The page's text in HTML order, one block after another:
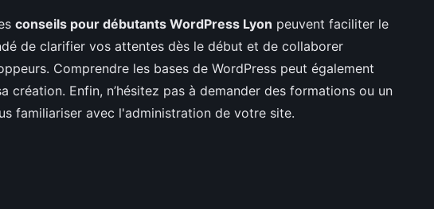
conseils pour débutants WordPress Lyon peuvent faciliter le
de clarifier vos attentes dès le début et de collaborer
Comprendre les bases de WordPress peut également
création. Enfin, n’hésitez pas à demander des formations ou un
familiariser avec l'administration de votre site.